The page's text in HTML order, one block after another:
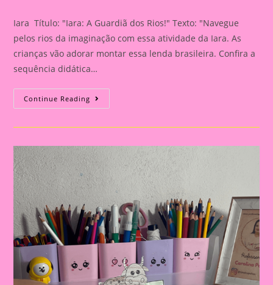
Iara Título: "Iara: A Guardiã dos Rios!" Texto: "Navegue
pelos rios da imaginação com essa atividade da Iara. As
crianças vão adorar montar essa lenda brasileira. Confira a
sequência didática…
Continue Reading Iara:
A
Dos
Os
Personagem
Do
Folclore|A
Importância
De
Trabalhar
Atividades
Com
Personagens
Do
Folclore
Brasileiro
Na
Educação
Infantil